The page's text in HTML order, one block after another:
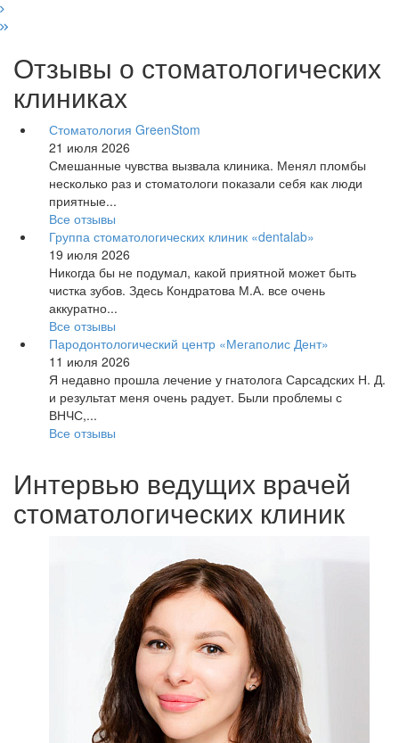
Отзывы о стоматологических
клиниках
Стоматология GreenStom
21 июля 2026
Смешанные чувства вызвала клиника. Менял пломбы
несколько раз и стоматологи показали себя как люди
приятные...
Все отзывы
Группа стоматологических клиник «dentalab»
19 июля 2026
Никогда бы не подумал, какой приятной может быть
чистка зубов. Здесь Кондратова М.А. все очень
аккуратно...
Все отзывы
Пародонтологический центр «Мегаполис Дент»
11 июля 2026
Я недавно прошла лечение у гнатолога Сарсадских Н. Д.
и результат меня очень радует. Были проблемы с
ВНЧС,...
Все отзывы
Интервью ведущих врачей
стоматологических клиник